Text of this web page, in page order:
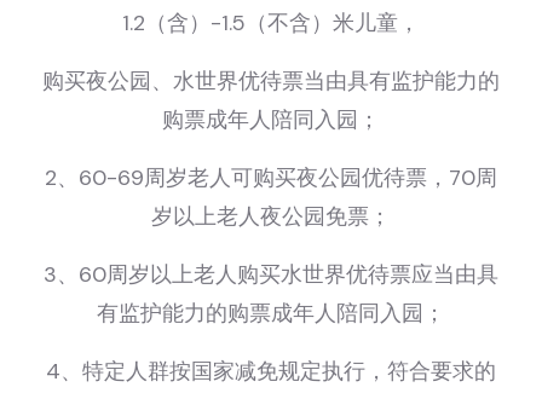
1.2（含）-1.5（不含）米儿童，
购买夜公园、水世界优待票当由具有监护能力的
购票成年人陪同入园；
2、60-69周岁老人可购买夜公园优待票，70周
岁以上老人夜公园免票；
3、60周岁以上老人购买水世界优待票应当由具
有监护能力的购票成年人陪同入园；
4、特定人群按国家减免规定执行，符合要求的